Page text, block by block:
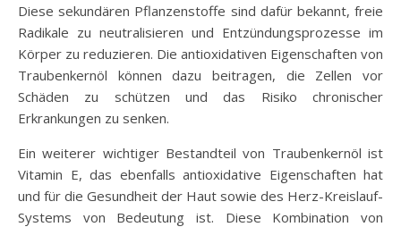
Diese sekundären Pflanzenstoffe sind dafür bekannt, freie
Radikale zu neutralisieren und Entzündungsprozesse im
Körper zu reduzieren. Die antioxidativen Eigenschaften von
Traubenkernöl können dazu beitragen, die Zellen vor
Schäden zu schützen und das Risiko chronischer
Erkrankungen zu senken.
Ein weiterer wichtiger Bestandteil von Traubenkernöl ist
Vitamin E, das ebenfalls antioxidative Eigenschaften hat
und für die Gesundheit der Haut sowie des Herz-Kreislauf-
Systems von Bedeutung ist. Diese Kombination von